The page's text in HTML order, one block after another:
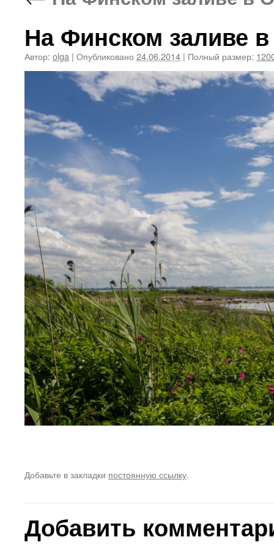
На Финском заливе
Автор: olga | Опубликовано 24.06.2014 | Полный размер:
Добавьте в закладки постоянную ссылку.
Добавить